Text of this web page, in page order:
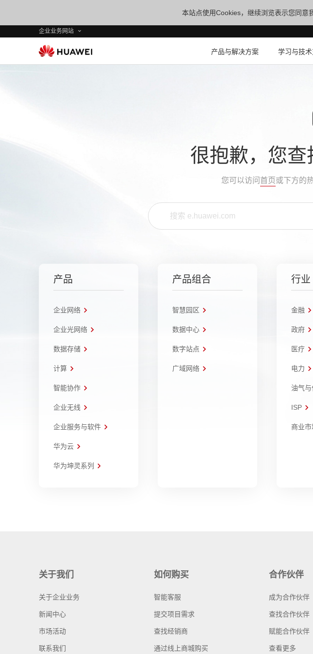
本站点使用Cookies，继续浏览表示您同意
企业业务网站
产品与解决方案 学习与技
很抱歉，您查
您可以访问 首页或下方的
产品
企业网络
企业光网络
数据存储
计算
智能协作
企业无线
企业服务与软件
华为云
华为坤灵系列
产品组合
智慧园区
数据中心
数字站点
广域网络
行业
金融
政府
医疗
电力
油气与
ISP
商业市
关于我们
关于企业业务
新闻中心
市场活动
联系我们
如何购买
智能客服
提交项目需求
查找经销商
通过线上商城购买
合作伙伴
成为合作伙伴
查找合作伙伴
赋能合作伙伴
查看更多